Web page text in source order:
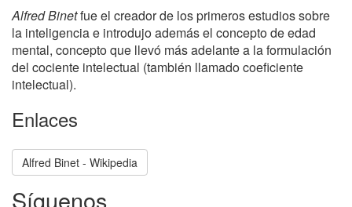
Alfred Binetfue el creador de los primeros estudios sobre
la inteligencia e introdujo además el concepto de edad
mental, concepto que llevó más adelante a la formulación
del cociente intelectual (también llamado coeficiente
intelectual).
Enlaces
Alfred Binet - Wikipedia
Síguenos